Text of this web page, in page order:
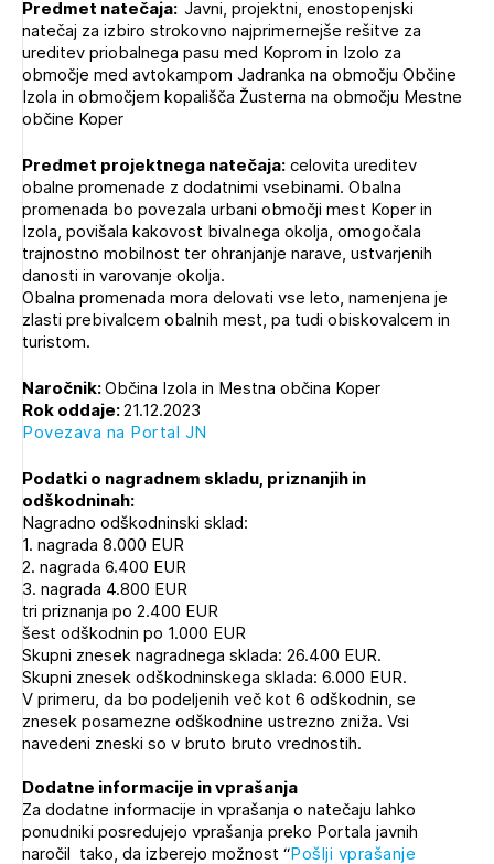
POZABLJENO GESLO
Predmet natečaja: Javni, projektni, enostopenjski
natečaj za izbiro strokovno najprimernejše rešitve za
ureditev priobalnega pasu med Koprom in Izolo za
območje med avtokampom Jadranka na območju Občine
Izola in območjem kopališča Žusterna na območju Mestne
občine Koper
Predmet projektnega natečaja:celovita ureditev
obalne promenade z dodatnimi vsebinami. Obalna
promenada bo povezala urbani območji mest Koper in
Izola, povišala kakovost bivalnega okolja, omogočala
trajnostno mobilnost ter ohranjanje narave, ustvarjenih
danosti in varovanje okolja.
Obalna promenada mora delovati vse leto, namenjena je
zlasti prebivalcem obalnih mest, pa tudi obiskovalcem in
turistom.
Naročnik:Občina Izola in Mestna občina Koper
Rok oddaje:21.12.2023
Povezava na Portal JN
Podatki o nagradnem skladu, priznanjih in
odškodninah:
Nagradno odškodninski sklad:
1. nagrada 8.000 EUR
2. nagrada 6.400 EUR
3. nagrada 4.800 EUR
tri priznanja po 2.400 EUR
šest odškodnin po 1.000 EUR
Skupni znesek nagradnega sklada: 26.400 EUR.
Skupni znesek odškodninskega sklada: 6.000 EUR.
V primeru, da bo podeljenih več kot 6 odškodnin, se
znesek posamezne odškodnine ustrezno zniža. Vsi
navedeni zneski so v bruto bruto vrednostih.
Dodatne informacije in vprašanja
Za dodatne informacije in vprašanja o natečaju lahko
ponudniki posredujejo vprašanja preko Portala javnih
naročil tako, da izberejo možnost “Pošlji vprašanje
PRIJAVITE SE
Novičnik natečajev
Tedenski novičnik javnih naročil
Dnevne medijske objave
NAPREJ